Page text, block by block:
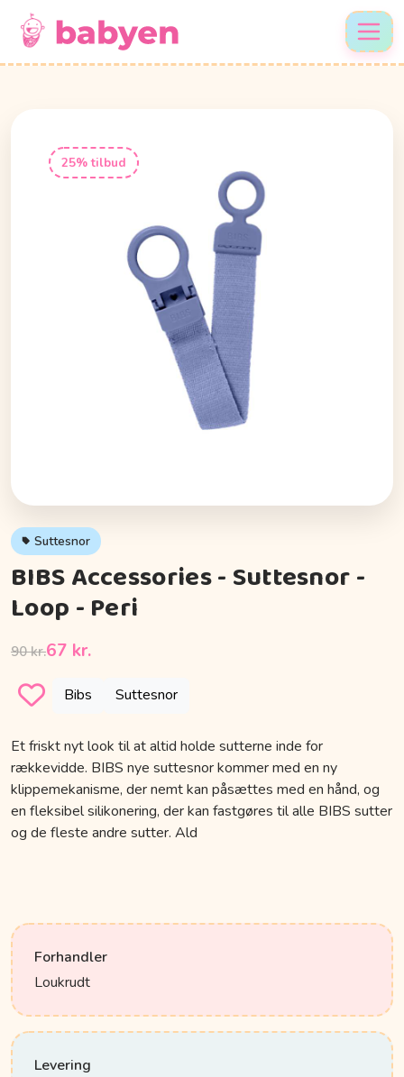
25% tilbud
Suttesnor
BIBS Accessories - Suttesnor -
Loop - Peri
90 kr.67 kr.
Bibs Suttesnor
Et friskt nyt look til at altid holde sutterne inde for
rækkevidde. BIBS nye suttesnor kommer med en ny
klippemekanisme, der nemt kan påsættes med en hånd, og
en fleksibel silikonering, der kan fastgøres til alle BIBS sutter
og de fleste andre sutter. Ald
Forhandler
Loukrudt
Levering